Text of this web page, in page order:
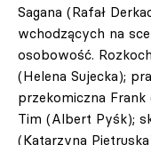
Sagana (Rafał
wchodzących na
osobowość.
(Helena Sujecka);
przekomiczna
Tim (Albert Pyśk);
(Katarzyna